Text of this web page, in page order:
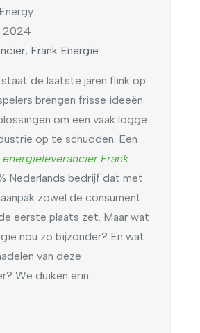
2024
, Frank Energie
de laatste jaren flink op
brengen frisse ideeën
om een vaak logge
op te schudden. Een
energieleverancier Frank
Nederlands bedrijf dat met
zowel de consument
eerste plaats zet. Maar wat
nou zo bijzonder? En wat
van deze
We duiken erin.